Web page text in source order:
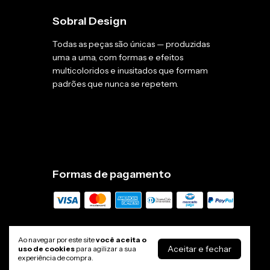
Ao navegar por este sitevocê aceita o
uso de cookies para agilizar a sua
experiência de compra.
Aceitar e fechar
Sobral Design
Todas as peças são únicas — produzidas
uma a uma, com formas e efeitos
multicoloridos e inusitados que formam
padrões que nunca se repetem.
Formas de pagamento
Sobral Design - Joias e Acessórios de resina